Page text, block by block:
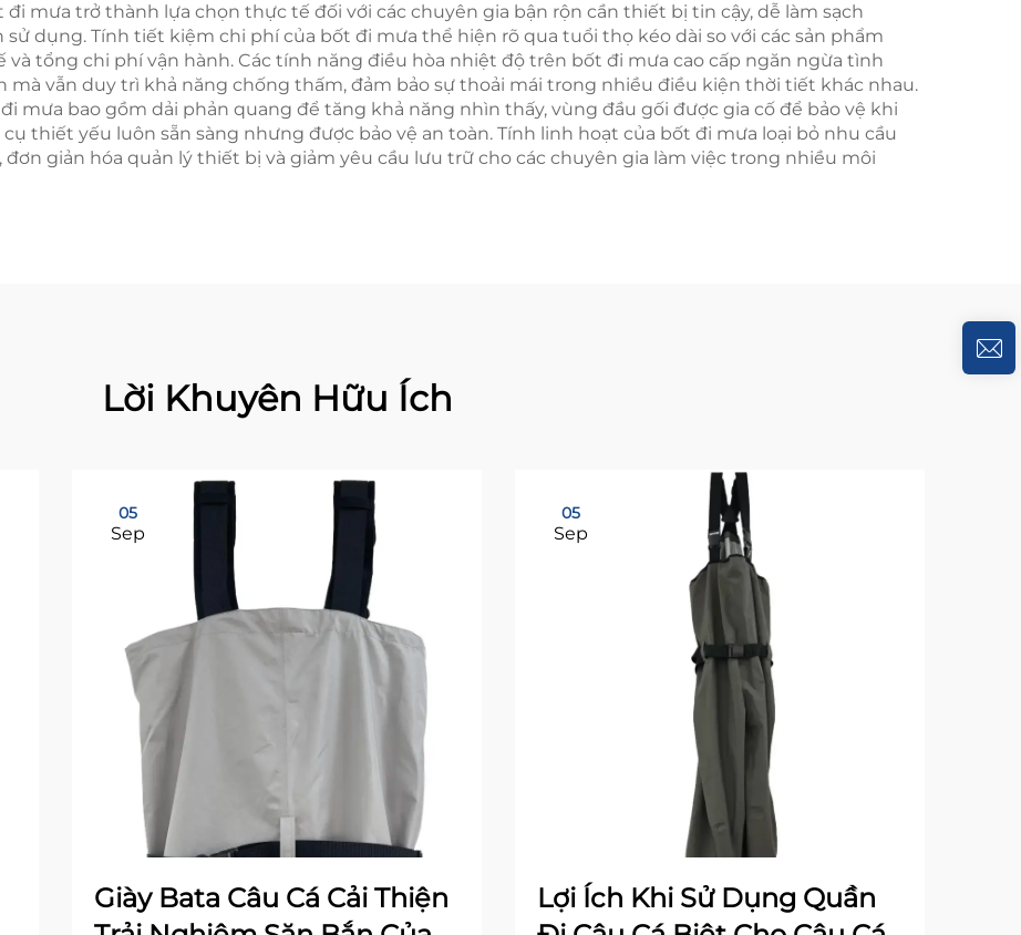
mưa trở thành lựa chọn thực tế đối với các chuyên gia bận rộn cần thiết bị tin cậy, dễ làm sạch
dụng. Tính tiết kiệm chi phí của bốt đi mưa thể hiện rõ qua tuổi thọ kéo dài so với các sản phẩm
tổng chi phí vận hành. Các tính năng điều hòa nhiệt độ trên bốt đi mưa cao cấp ngăn ngừa tình
vẫn duy trì khả năng chống thấm, đảm bảo sự thoải mái trong nhiều điều kiện thời tiết khác nhau.
mưa bao gồm dải phản quang để tăng khả năng nhìn thấy, vùng đầu gối được gia cố để bảo vệ khi
thiết yếu luôn sẵn sàng nhưng được bảo vệ an toàn. Tính linh hoạt của bốt đi mưa loại bỏ nhu cầu
giản hóa quản lý thiết bị và giảm yêu cầu lưu trữ cho các chuyên gia làm việc trong nhiều môi
Lời Khuyên Hữu Ích
05
Sep
Giày Bata Câu Cá Cải Thiện
05
Sep
Lợi Ích Khi Sử Dụng Quần